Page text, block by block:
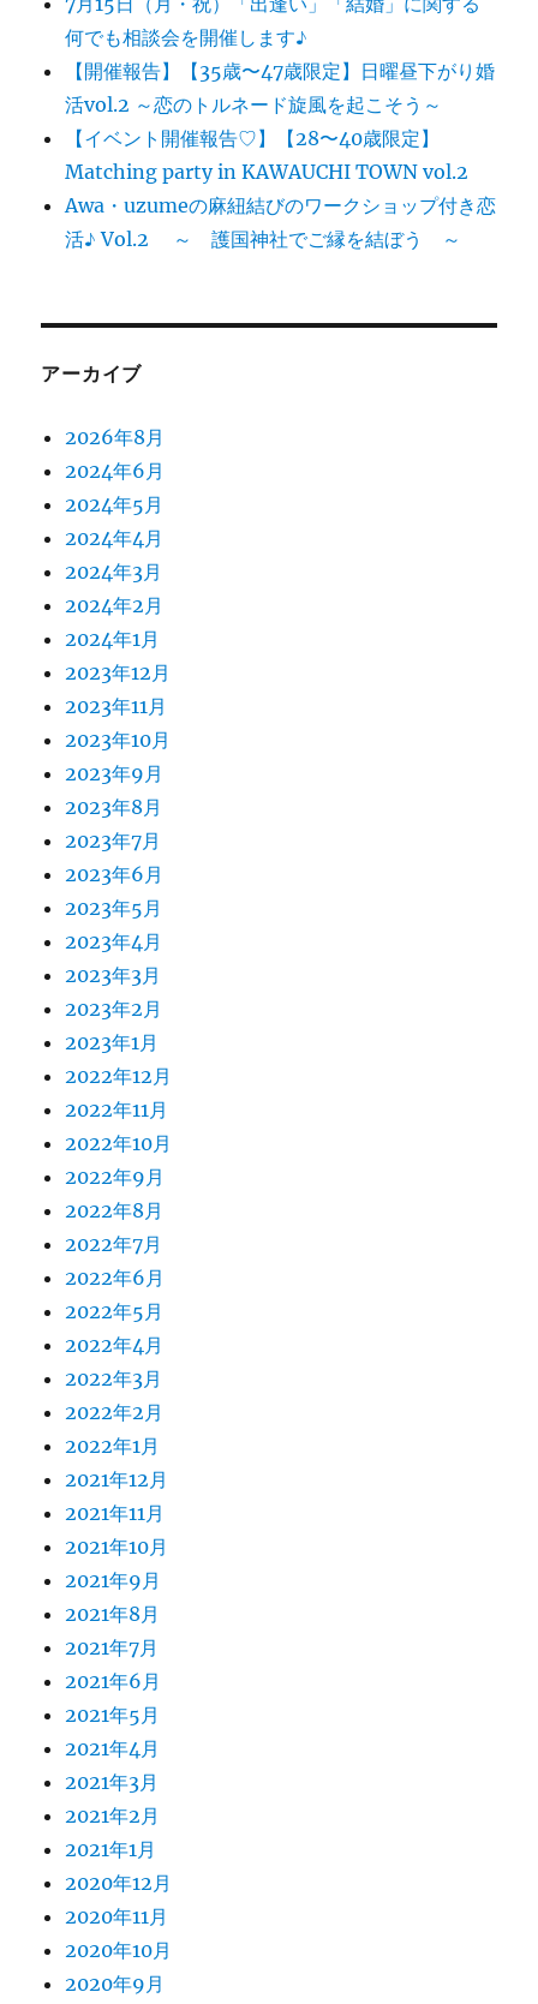
何でも相談会を開催します♪
【開催報告】【35歳〜47歳限定】日曜昼下がり婚
活vol.2 ～恋のトルネード旋風を起こそう～
【イベント開催報告♡】【28〜40歳限定】
Matching party in KAWAUCHI TOWN vol.2
Awa・uzumeの麻紐結びのワークショップ付き恋
活♪ Vol.2 ～ 護国神社でご縁を結ぼう ～
アーカイブ
2026年8月
2024年6月
2024年5月
2024年4月
2024年3月
2024年2月
2024年1月
2023年12月
2023年11月
2023年10月
2023年9月
2023年8月
2023年7月
2023年6月
2023年5月
2023年4月
2023年3月
2023年2月
2023年1月
2022年12月
2022年11月
2022年10月
2022年9月
2022年8月
2022年7月
2022年6月
2022年5月
2022年4月
2022年3月
2022年2月
2022年1月
2021年12月
2021年11月
2021年10月
2021年9月
2021年8月
2021年7月
2021年6月
2021年5月
2021年4月
2021年3月
2021年2月
2021年1月
2020年12月
2020年11月
2020年10月
2020年9月